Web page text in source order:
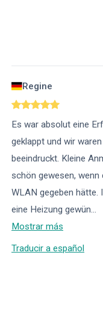
Regine
Es war absolut eine
geklappt und wir
beeindruckt. Kleine
schön gewesen,
WLAN gegeben hätte.
eine Heizung gewün...
Mostrar más
Traducir a español